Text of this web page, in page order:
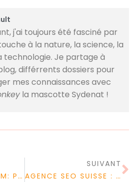
j'ai toujours été fasciné par
à la nature, la science, la
technologie. Je partage à
différrents dossiers pour
mes connaissances avec
la mascotte Sydenat !
FAÇADE ALUMINIUM: POUR OU CONTRE ?
SUIVANT
AGENCE SEO SUISSE : QUE FAIT UNE AGENCE SEO EXACTEMENT ?